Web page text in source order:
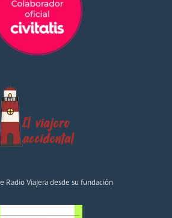
Radio Viajera desde su fundación